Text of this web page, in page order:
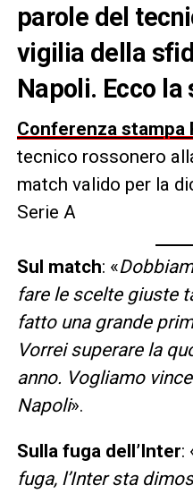
parole del
vigilia della
Napoli. Ecco la
Conferenza stampa
tecnico rossonero
match valido per la
Serie A
Sul match: «
fare le scelte giuste
fatto una grande
Vorrei superare la
anno. Vogliamo
Napoli».
Sulla fuga dell’Inter:
fuga, l’Inter sta